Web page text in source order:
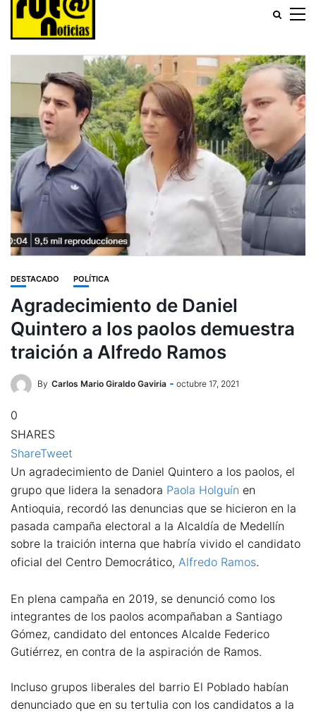
DESTACADO POLÍTICA
Agradecimiento de Daniel
Quintero a los paolos demuestra
traición a Alfredo Ramos
By Carlos Mario Giraldo Gaviria octubre 17, 2021
0
SHARES
ShareTweet
Un agradecimiento de Daniel Quintero a los paolos, el
grupo que lidera la senadora Paola Holguín en
Antioquia, recordó las denuncias que se hicieron en la
pasada campaña electoral a la Alcaldía de Medellín
sobre la traición interna que habría vivido el candidato
oficial del Centro Democrático, Alfredo Ramos.
En plena campaña en 2019, se denunció como los
integrantes de los paolos acompañaban a Santiago
Gómez, candidato del entonces Alcalde Federico
Gutiérrez, en contra de la aspiración de Ramos.
Incluso grupos liberales del barrio El Poblado habían
denunciado que en su tertulia con los candidatos a la